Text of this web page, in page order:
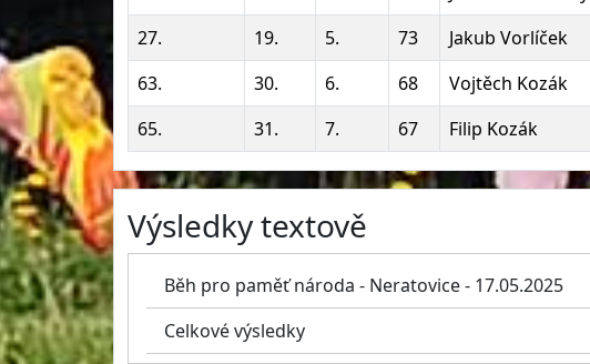
27.
19. 5. 73 Jakub Vorlíček
63.
30. 6. 68 Vojtěch Kozák
65.
31. 7. 67 Filip Kozák
Výsledky textově
Běh pro paměť národa - Neratovice - 17.05.2025
Celkové výsledky